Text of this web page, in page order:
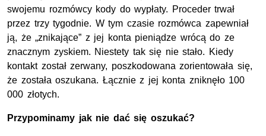
swojemu rozmówcy kody do wypłaty. Proceder trwał
przez trzy tygodnie. W tym czasie rozmówca zapewniał
ją, że „znikające” z jej konta pieniądze wrócą do ze
znacznym zyskiem. Niestety tak się nie stało. Kiedy
kontakt został zerwany, poszkodowana zorientowała się,
że została oszukana. Łącznie z jej konta zniknęło 100
000 złotych.
Przypominamy jak nie dać się oszukać?